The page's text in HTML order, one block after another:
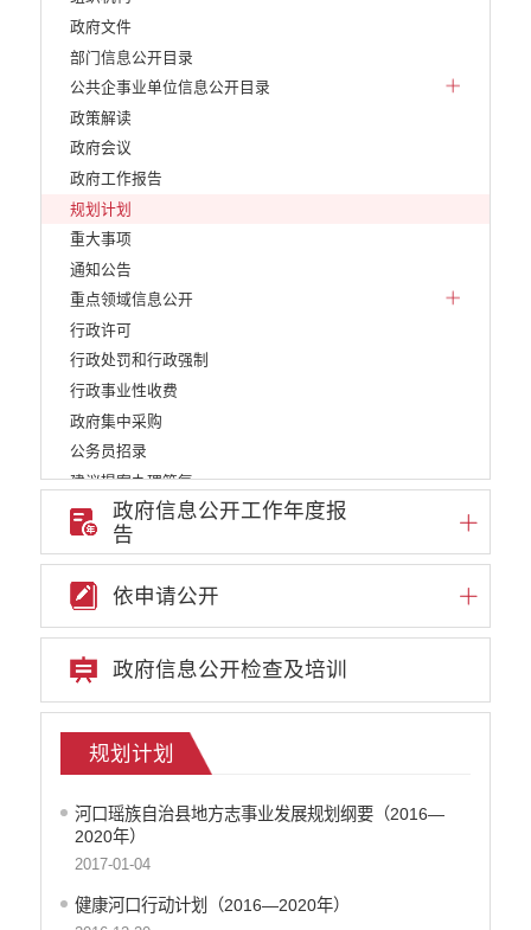
政府文件
部门信息公开目录
公共企事业单位信息公开目录
政策解读
政府会议
政府工作报告
规划计划
重大事项
通知公告
重点领域信息公开
行政许可
行政处罚和行政强制
行政事业性收费
政府集中采购
公务员招录
建议提案办理答复
减税降费
重大决策
维稳就业
乡村振兴
养老服务
医疗卫生
统计信息
公共文化服务
食品药品监管
产品质量
政府信息公开工作年度报
告
依申请公开
政府信息公开检查及培训
规划计划
河口瑶族自治县地方志事业发展规划纲要（2016—
2020年）
2017-01-04
健康河口行动计划（2016—2020年）